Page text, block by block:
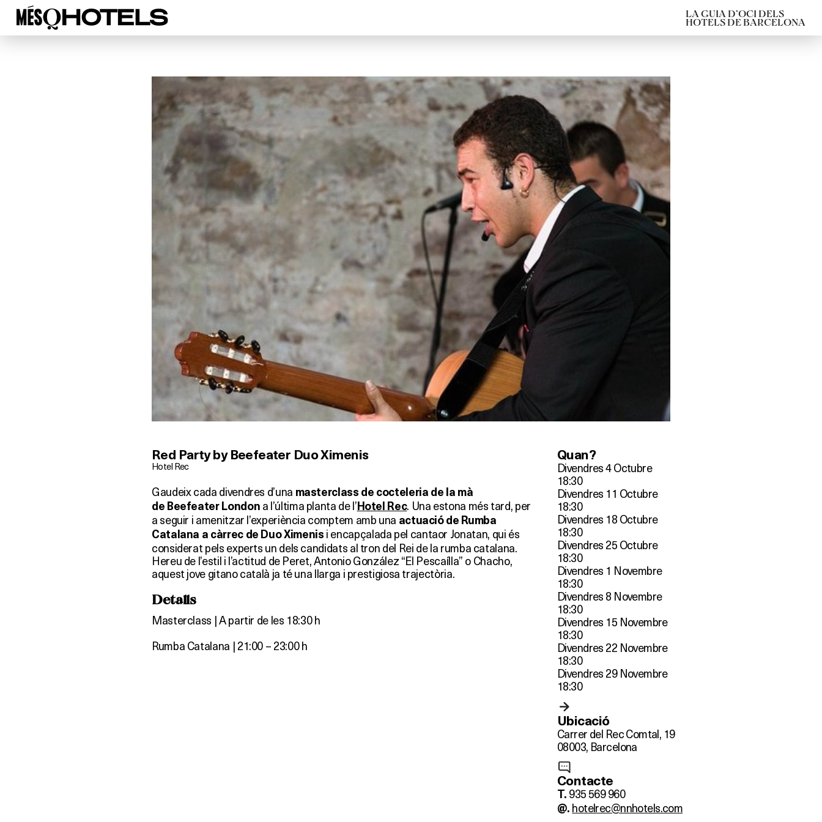
LA GUIA D’OCI DELS
HOTELS DE BARCELONA
Red Party by Beefeater Duo Ximenis
Hotel Rec
Gaudeix cada divendres d’una masterclass de cocteleria de la mà
de Beefeater London a l’última planta de l’Hotel Rec. Una estona més tard, per
a seguir i amenitzar l’experiència comptem amb una actuació de Rumba
Catalana a càrrec de Duo Ximenis i encapçalada pel cantaor Jonatan, qui és
considerat pels experts un dels candidats al tron del Rei de la rumba catalana.
Hereu de l’estil i l’actitud de Peret, Antonio González “El Pescaílla” o Chacho,
aquest jove gitano català ja té una llarga i prestigiosa trajectòria.
Detalls
Masterclass | A partir de les 18:30 h
Rumba Catalana | 21:00 – 23:00 h
Quan?
Divendres 4 Octubre
18:30
Divendres 11 Octubre
18:30
Divendres 18 Octubre
18:30
Divendres 25 Octubre
18:30
Divendres 1 Novembre
18:30
Divendres 8 Novembre
18:30
Divendres 15 Novembre
18:30
Divendres 22 Novembre
18:30
Divendres 29 Novembre
18:30
Ubicació
Carrer del Rec Comtal, 19
08003, Barcelona
Contacte
T. 935 569 960
@. hotelrec@nnhotels.com